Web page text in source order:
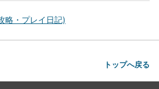
略・プレイ日記)
トップへ戻る